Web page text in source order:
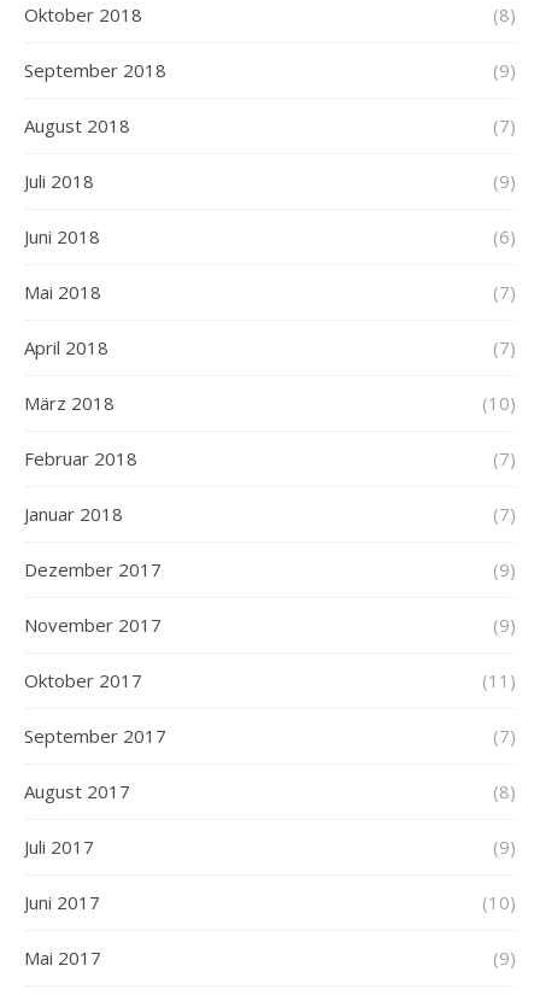
Oktober 2018 (8)
September 2018 (9)
August 2018 (7)
Juli 2018 (9)
Juni 2018 (6)
Mai 2018 (7)
April 2018 (7)
März 2018 (10)
Februar 2018 (7)
Januar 2018 (7)
Dezember 2017 (9)
November 2017 (9)
Oktober 2017 (11)
September 2017 (7)
August 2017 (8)
Juli 2017 (9)
Juni 2017 (10)
Mai 2017 (9)